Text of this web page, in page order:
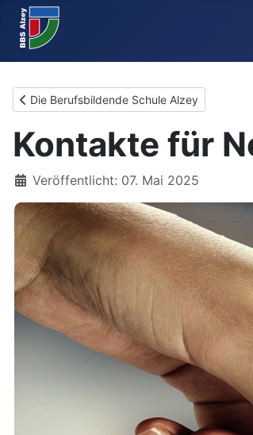
Vorheriger Beitrag: Die Berufsbildende Schule
Die Berufsbildende Schule Alzey
Kontakte für
Details
Veröffentlicht: 07. Mai 2025